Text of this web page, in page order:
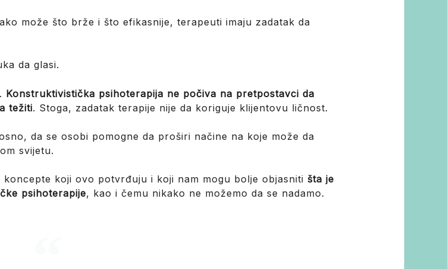
može što brže i što efikasnije, terapeuti imaju zadatak da
da glasi.
Konstruktivistička psihoterapija ne počiva na pretpostavci da
težiti. Stoga, zadatak terapije nije da koriguje klijentovu ličnost.
da se osobi pomogne da proširi načine na koje može da
svijetu.
koji ovo potvrđuju i koji nam mogu bolje objasniti šta je
psihoterapije, kao i čemu nikako ne možemo da se nadamo.